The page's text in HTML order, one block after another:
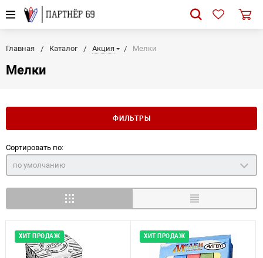
Главная Каталог Акция Мелки
Мелки
ФИЛЬТРЫ
Сортировать по:
по умолчанию
ХИТ ПРОДАЖ ХИТ ПРОДАЖ